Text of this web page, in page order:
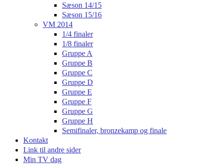
Sæson 14/15
Sæson 15/16
VM 2014
1/4 finaler
1/8 finaler
Gruppe A
Gruppe B
Gruppe C
Gruppe D
Gruppe E
Gruppe F
Gruppe G
Gruppe H
Semifinaler, bronzekamp og finale
Kontakt
Link til andre sider
Min TV dag